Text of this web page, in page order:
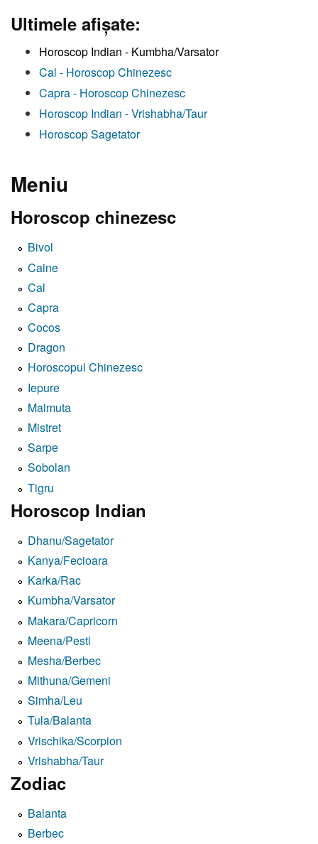
Ultimele afişate:
Horoscop Indian - Kumbha/Varsator
Cal - Horoscop Chinezesc
Capra - Horoscop Chinezesc
Horoscop Indian - Vrishabha/Taur
Horoscop Sagetator
Meniu
Horoscop chinezesc
Bivol
Caine
Cal
Capra
Cocos
Dragon
Horoscopul Chinezesc
Iepure
Maimuta
Mistret
Sarpe
Sobolan
Tigru
Horoscop Indian
Dhanu/Sagetator
Kanya/Fecioara
Karka/Rac
Kumbha/Varsator
Makara/Capricorn
Meena/Pesti
Mesha/Berbec
Mithuna/Gemeni
Simha/Leu
Tula/Balanta
Vrischika/Scorpion
Vrishabha/Taur
Zodiac
Balanta
Berbec